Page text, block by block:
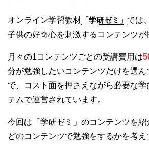
オンライン学習教材 「学研ゼミ」 では
子供の好奇心を刺激するコンテンツが
月々の1コンテンツごとの受講費用は
分が勉強したいコンテンツだけを選
で、コスト面を押さえながら必要な
テムで運営されています。
今回は「学研ゼミ」のコンテンツを紹
どのコンテンツで勉強をするかを考